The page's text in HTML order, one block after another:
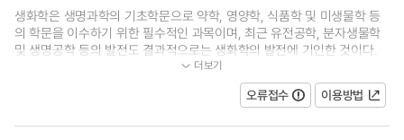
생화학은 생명과학의 기초학문으로 약학, 영양학, 식품학 및 미생물학 등
의 학문을 이수하기 위한 필수적인 과목이며, 최근 유전공학, 분자생물학
및 생명공학 등의 발전도 결과적으로는 생화학의 발전에 기인한 것이다.
따라서 생화학 관련분야의 기초학...더보기
오류접수 이용방법